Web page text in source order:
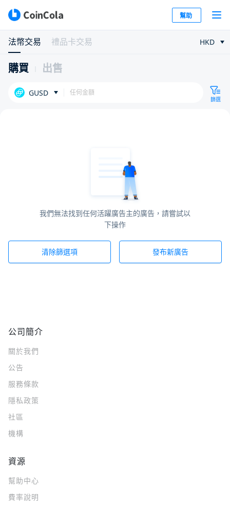
幫助
法幣交易 禮品卡交易 HKD
購買 出售
GUSD
篩選
我們無法找到任何活躍廣告主的廣告，請嘗試以
下操作
清除篩選項 發布新廣告
公司簡介
關於我們
公告
服務條款
隱私政策
社區
機構
資源
幫助中心
費率說明